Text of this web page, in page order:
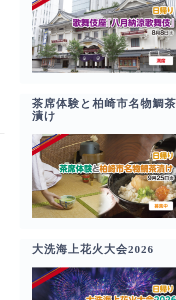
茶席体験と柏崎市名物鯛茶
漬け
大洗海上花火大会2026